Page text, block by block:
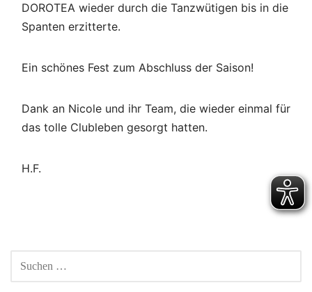
DOROTEA wieder durch die Tanzwütigen bis in die
Spanten erzitterte.
Ein schönes Fest zum Abschluss der Saison!
Dank an Nicole und ihr Team, die wieder einmal für
das tolle Clubleben gesorgt hatten.
H.F.
SUCHEN
NACH: